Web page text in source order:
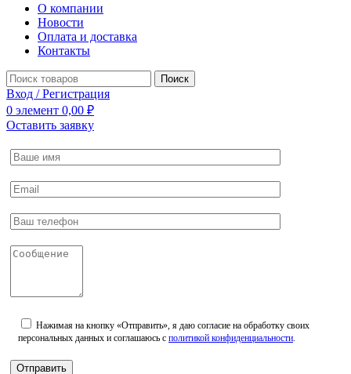
О компании
Новости
Оплата и доставка
Контакты
Поиск
Вход / Регистрация
0 элемент 0,00 ₽
Оставить заявку
Нажимая на кнопку «Отправить», я даю согласие на обработку своих
персональных данных и соглашаюсь с политикой конфиденциальности